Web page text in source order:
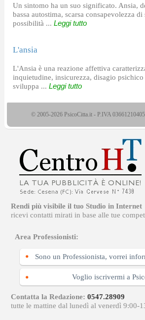
Un sintomo ha un suo significato. Ansia,
bassa autostima, scarsa consapevolezza
possibilità ... Leggi tutto
L'ansia
L'Ansia è una reazione affettiva
inquietudine, insicurezza, disagio
sviluppa ... Leggi tutto
© 2005-2026 PsicoCitta.it - P.IVA 03661210405 |
Rendi più visibile il tuo Studio in Internet
ricevi contatti mirati in base alle tue
Area Professionisti:
Sono un Professionista, vorrei
Voglio iscrivermi a
Contatta la Redazione:0547.28909
tutte le mattine dal lunedì al venerdì 9:00-